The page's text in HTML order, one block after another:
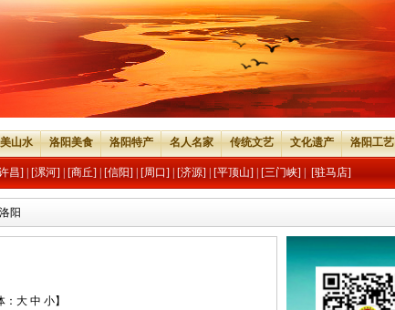
山水 洛阳美食 洛阳特产 名人名家 传统文艺 文化遗产 洛阳工艺
昌] [漯河] [商丘] [信阳] [周口] [济源] [平顶山] [三门峡] [驻马店]
阳
： 大 中 小】